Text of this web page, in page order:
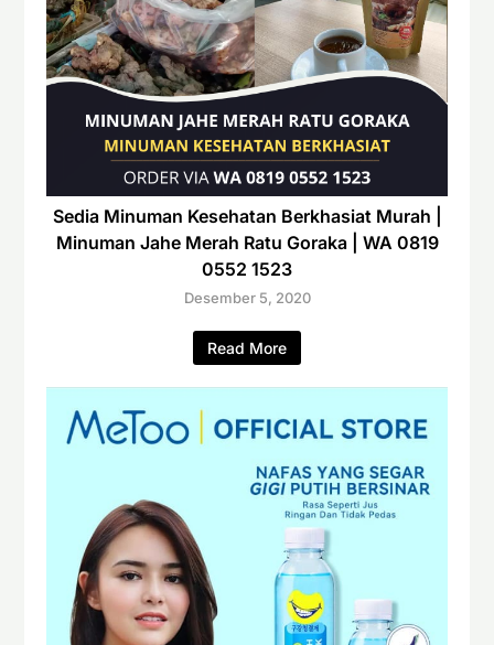
Sedia Minuman Kesehatan Berkhasiat Murah |
Minuman Jahe Merah Ratu Goraka | WA 0819
0552 1523
Desember 5, 2020
Read More